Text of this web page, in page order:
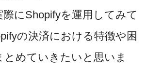
にShopifyを運用してみて
の決済における特徴や困
とめていきたいと思いま